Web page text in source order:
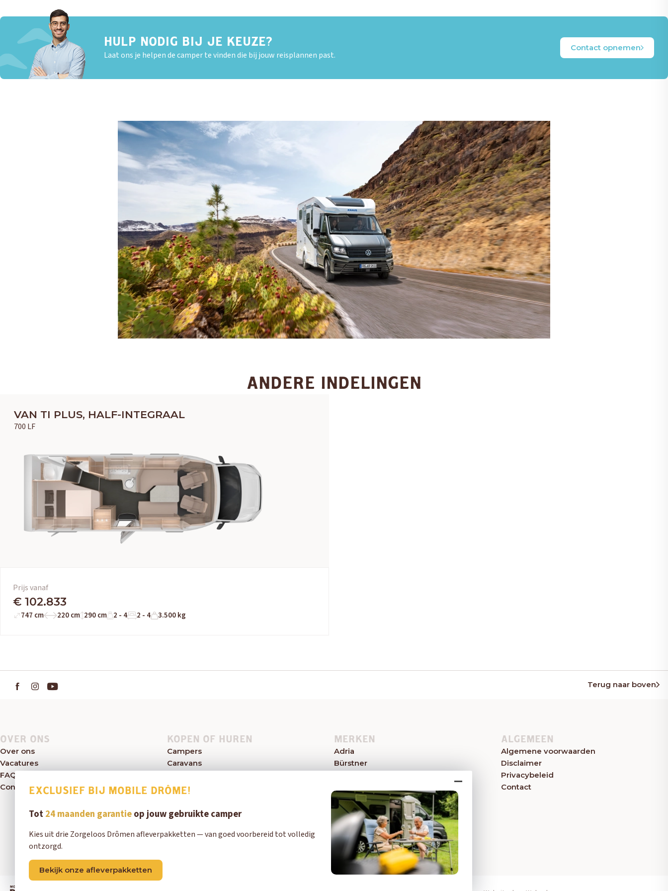
HULP NODIG BIJ JE KEUZE?
Laat ons je helpen de camper te vinden die bij jouw reisplannen past.
Contact opnemen
ANDERE INDELINGEN
VAN TI PLUS, HALF-INTEGRAAL
700 LF
Prijs vanaf
€ 102.833
747 cm 220 cm 290 cm 2 - 4 2 - 4 3.500 kg
AdriaEribaHymerKnaus
Adria Easy CaravanningEura Mobil
Terug naar boven
OVER ONS
Over ons
Vacatures
FAQ
Contact
KOPEN OF HUREN
Campers
Caravans
Aanbod
MERKEN
Adria
Bürstner
Eriba
Eura Mobil
Hymer
Knaus
ALGEMEEN
Algemene voorwaarden
Disclaimer
Privacybeleid
Contact
Exclusief bij Mobile Drôme!
EXCLUSIEF BIJ MOBILE DRÔME!
Tot24 maanden garantieop jouw gebruikte camper
Kies uit drie Zorgeloos Drômen afleverpakketten — van goed voorbereid tot volledig
ontzorgd.
Bekijk onze afleverpakketten